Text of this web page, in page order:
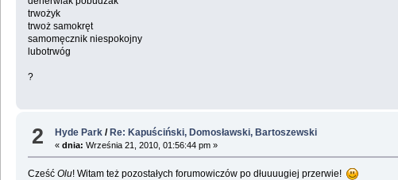
trwożyk
trwoż samokręt
samomęcznik niespokojny
lubotrwóg
?
2 Hyde Park /Re: Kapuściński, Domosławski, Bartoszewski
«dnia: Września 21, 2010, 01:56:44 pm »
Cześć Olu! Witam też pozostałych forumowiczów po dłuuuugiej przerwie!